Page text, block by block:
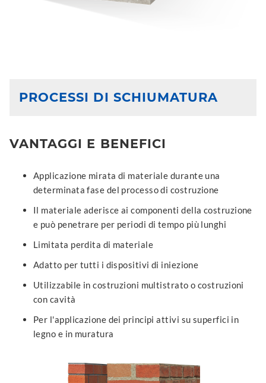
PROCESSI DI SCHIUMATURA
VANTAGGI E BENEFICI
Applicazione mirata di materiale durante una
determinata fase del processo di costruzione
Il materiale aderisce ai componenti della costruzione
e può penetrare per periodi di tempo più lunghi
Limitata perdita di materiale
Adatto per tutti i dispositivi di iniezione
Utilizzabile in costruzioni multistrato o costruzioni
con cavità
Per l'applicazione dei principi attivi su superfici in
legno e in muratura